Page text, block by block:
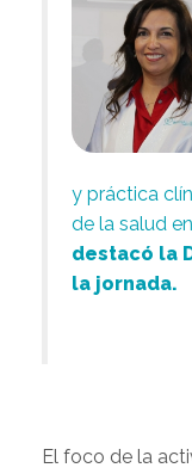
y práctica
de la salud
destacó la
la jornada.
El foco de la